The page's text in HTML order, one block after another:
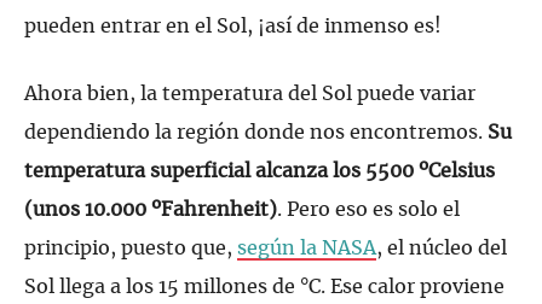
pueden entrar en el Sol, ¡así de inmenso es!
Ahora bien, la temperatura del Sol puede variar
dependiendo la región donde nos encontremos. Su
temperatura superficial alcanza los 5500 ºCelsius
(unos 10.000 ºFahrenheit). Pero eso es solo el
principio, puesto que, según la NASA, el núcleo del
Sol llega a los 15 millones de °C. Ese calor proviene